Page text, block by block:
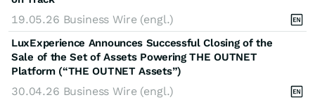
19.05.26 Business Wire (engl.)
LuxExperience Announces Successful Closing of the
Sale of the Set of Assets Powering THE OUTNET
Platform (“THE OUTNET Assets”)
30.04.26 Business Wire (engl.)